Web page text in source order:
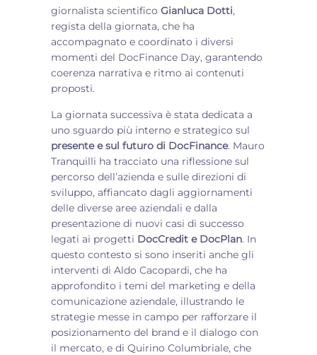
giornalista scientifico Gianluca Dotti,
regista della giornata, che ha
accompagnato e coordinato i diversi
momenti del DocFinance Day, garantendo
coerenza narrativa e ritmo ai contenuti
proposti.
La giornata successiva è stata dedicata a
uno sguardo più interno e strategico sul
presente e sul futuro di DocFinance. Mauro
Tranquilli ha tracciato una riflessione sul
percorso dell’azienda e sulle direzioni di
sviluppo, affiancato dagli aggiornamenti
delle diverse aree aziendali e dalla
presentazione di nuovi casi di successo
legati ai progetti DocCredit e DocPlan. In
questo contesto si sono inseriti anche gli
interventi di Aldo Cacopardi, che ha
approfondito i temi del marketing e della
comunicazione aziendale, illustrando le
strategie messe in campo per rafforzare il
posizionamento del brand e il dialogo con
il mercato, e di Quirino Columbriale, che